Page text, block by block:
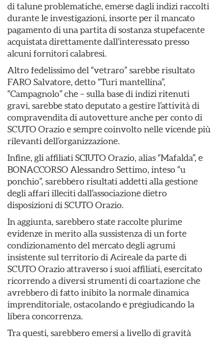
di talune problematiche, emerse dagli indizi raccolti
durante le investigazioni, insorte per il mancato
pagamento di una partita di sostanza stupefacente
acquistata direttamente dall’interessato presso
alcuni fornitori calabresi.
Altro fedelissimo del “vetraro” sarebbe risultato
FARO Salvatore, detto “Turi mantellina”,
“Campagnolo” che – sulla base di indizi ritenuti
gravi, sarebbe stato deputato a gestire l’attività di
compravendita di autovetture anche per conto di
SCUTO Orazio e sempre coinvolto nelle vicende più
rilevanti dell’organizzazione.
Infine, gli affiliati SCIUTO Orazio, alias “Mafalda”, e
BONACCORSO Alessandro Settimo, inteso “u
ponchio”, sarebbero risultati addetti alla gestione
degli affari illeciti dall’associazione dietro
disposizioni di SCUTO Orazio.
In aggiunta, sarebbero state raccolte plurime
evidenze in merito alla sussistenza di un forte
condizionamento del mercato degli agrumi
insistente sul territorio di Acireale da parte di
SCUTO Orazio attraverso i suoi affiliati, esercitato
ricorrendo a diversi strumenti di coartazione che
avrebbero di fatto inibito la normale dinamica
imprenditoriale, ostacolando e pregiudicando la
libera concorrenza.
Tra questi, sarebbero emersi a livello di gravità